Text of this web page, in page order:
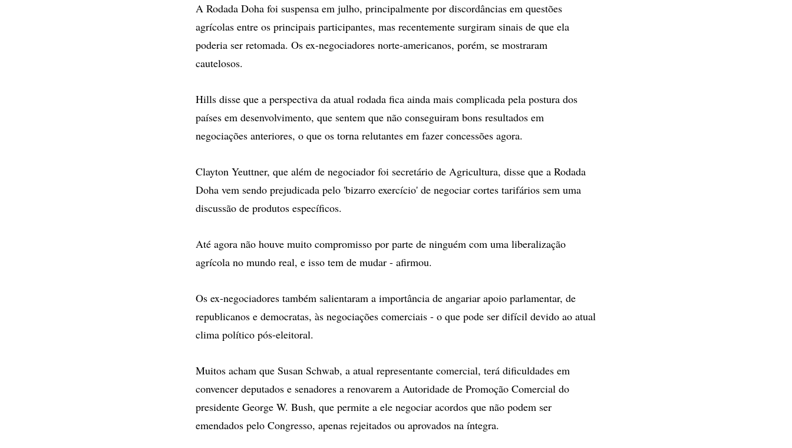
A Rodada Doha foi suspensa em julho, principalmente por discordâncias em questões
agrícolas entre os principais participantes, mas recentemente surgiram sinais de que ela
poderia ser retomada. Os ex-negociadores norte-americanos, porém, se mostraram
cautelosos.
Hills disse que a perspectiva da atual rodada fica ainda mais complicada pela postura dos
países em desenvolvimento, que sentem que não conseguiram bons resultados em
negociações anteriores, o que os torna relutantes em fazer concessões agora.
Clayton Yeuttner, que além de negociador foi secretário de Agricultura, disse que a Rodada
Doha vem sendo prejudicada pelo 'bizarro exercício' de negociar cortes tarifários sem uma
discussão de produtos específicos.
Até agora não houve muito compromisso por parte de ninguém com uma liberalização
agrícola no mundo real, e isso tem de mudar - afirmou.
Os ex-negociadores também salientaram a importância de angariar apoio parlamentar, de
republicanos e democratas, às negociações comerciais - o que pode ser difícil devido ao atual
clima político pós-eleitoral.
Muitos acham que Susan Schwab, a atual representante comercial, terá dificuldades em
convencer deputados e senadores a renovarem a Autoridade de Promoção Comercial do
presidente George W. Bush, que permite a ele negociar acordos que não podem ser
emendados pelo Congresso, apenas rejeitados ou aprovados na íntegra.